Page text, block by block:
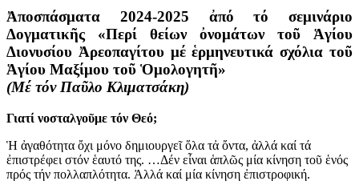
Ἀποσπάσματα 2024-2025 ἀπό τό σεμινάριο
Δογματικῆς «Περί θείων ὀνομάτων τοῦ Ἁγίου
Διονυσίου Ἀρεοπαγίτου μέ ἑρμηνευτικά σχόλια τοῦ
Ἁγίου Μαξίμου τοῦ Ὁμολογητῆ»
(Μέ τόν Παῦλο Κλιματσάκη)
Γιατί νοσταλγοῦμε τόν Θεό;
Ἡ ἀγαθότητα ὄχι μόνο δημιουργεῖ ὅλα τἀ ὄντα, ἀλλά καί τά
ἐπιστρέφει στόν ἑαυτό της. …Δέν εἶναι ἁπλῶς μία κίνηση τοῦ ἑνός
πρός τήν πολλαπλότητα. Ἀλλά καί μία κίνηση ἐπιστροφική.